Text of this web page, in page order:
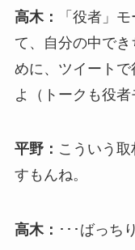
高木：
「役者」
て、自分の中で
めに、ツイート
よ（トークも役者
平野： こういう
すもんね。
高木： ･･･ばっち